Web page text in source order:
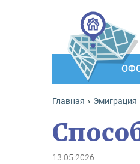
Главная Эмиграция
13.05.2026